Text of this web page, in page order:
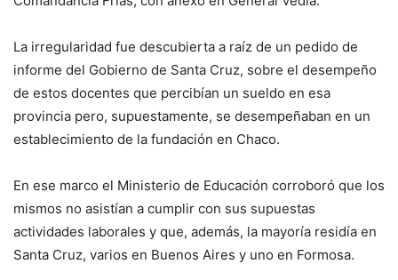
La irregularidad fue descubierta a raíz de un pedido de
informe del Gobierno de Santa Cruz, sobre el desempeño
de estos docentes que percibían un sueldo en esa
provincia pero, supuestamente, se desempeñaban en un
establecimiento de la fundación en Chaco.
En ese marco el Ministerio de Educación corroboró que los
mismos no asistían a cumplir con sus supuestas
actividades laborales y que, además, la mayoría residía en
Santa Cruz, varios en Buenos Aires y uno en Formosa.